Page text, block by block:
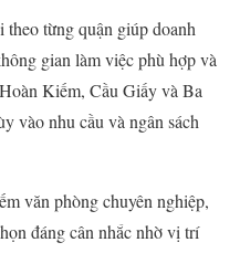
từng quận giúp doanh
gian làm việc phù hợp và
Kiếm, Cầu Giấy và Ba
vào nhu cầu và ngân sách
văn phòng chuyên nghiệp,
đáng cân nhắc nhờ vị trí